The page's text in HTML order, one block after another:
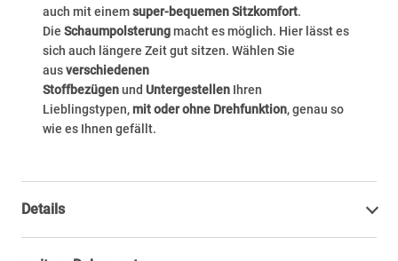
auch mit einemsuper-bequemen Sitzkomfort.
Die Schaumpolsterungmacht es möglich. Hier lässt es
sich auch längere Zeit gut sitzen. Wählen Sie
ausverschiedenen
Stoffbezügenund Untergestellen Ihren
Lieblingstypen,mit oder ohne Drehfunktion, genau so
wie es Ihnen gefällt.
Details